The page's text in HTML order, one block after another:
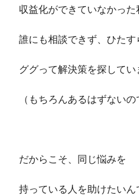
収益化ができていなかった
誰にも相談できず、ひたす
ググって解決策を探してい
（もちろんあるはずないの
だからこそ、同じ悩みを
持っている人を助けたいん